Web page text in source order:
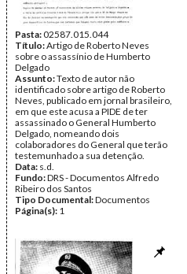
Pasta:02587.015.044
Título:Artigo de Roberto Neves
sobre o assassínio de Humberto
Delgado
Assunto:Texto de autor não
identificado sobre artigo de Roberto
Neves, publicado em jornal brasileiro,
em que este acusa a PIDE de ter
assassinado o General Humberto
Delgado, nomeando dois
colaboradores do General que terão
testemunhado a sua detenção.
Data: s.d.
Fundo:DRS - Documentos Alfredo
Ribeiro dos Santos
Tipo Documental:Documentos
Página(s): 1